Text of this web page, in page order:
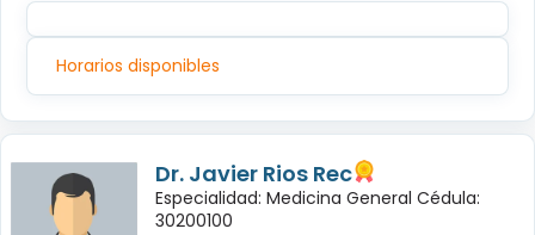
Horarios disponibles
Dr. Javier Rios Rec
Especialidad: Medicina General Cédula:
30200100